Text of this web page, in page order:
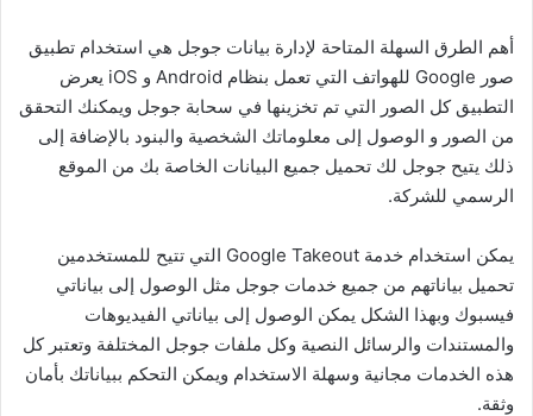
أهم الطرق السهلة المتاحة لإدارة بيانات جوجل هي استخدام تطبيق
صور Google للهواتف التي تعمل بنظام Android و iOS يعرض
التطبيق كل الصور التي تم تخزينها في سحابة جوجل ويمكنك التحقق
من الصور و الوصول إلى معلوماتك الشخصية والبنود بالإضافة إلى
ذلك يتيح جوجل لك تحميل جميع البيانات الخاصة بك من الموقع
الرسمي للشركة.
يمكن استخدام خدمة Google Takeout التي تتيح للمستخدمين
تحميل بياناتهم من جميع خدمات جوجل مثل الوصول إلى بياناتي
فيسبوك وبهذا الشكل يمكن الوصول إلى بياناتي الفيديوهات
والمستندات والرسائل النصية وكل ملفات جوجل المختلفة وتعتبر كل
هذه الخدمات مجانية وسهلة الاستخدام ويمكن التحكم ببياناتك بأمان
وثقة.